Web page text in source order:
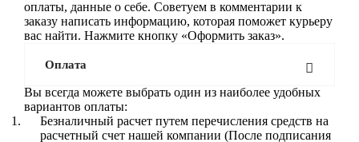
оплаты, данные о себе. Советуем в комментарии к
заказу написать информацию, которая поможет курьеру
вас найти. Нажмите кнопку «Оформить заказ».
Оплата
Вы всегда можете выбрать один из наиболее удобных
вариантов оплаты:
Безналичный расчет путем перечисления средств на
расчетный счет нашей компании (После подписания